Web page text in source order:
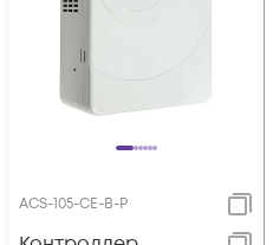
ACS-105-CE-В-P